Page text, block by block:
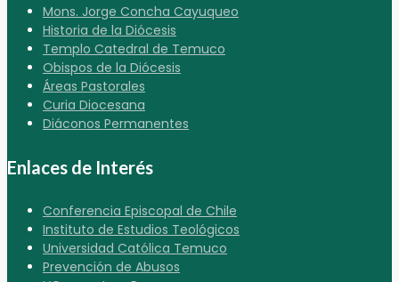
Mons. Jorge Concha Cayuqueo
Historia de la Diócesis
Templo Catedral de Temuco
Obispos de la Diócesis
Áreas Pastorales
Curia Diocesana
Diáconos Permanentes
Enlaces de Interés
Conferencia Episcopal de Chile
Instituto de Estudios Teológicos
Universidad Católica Temuco
Prevención de Abusos